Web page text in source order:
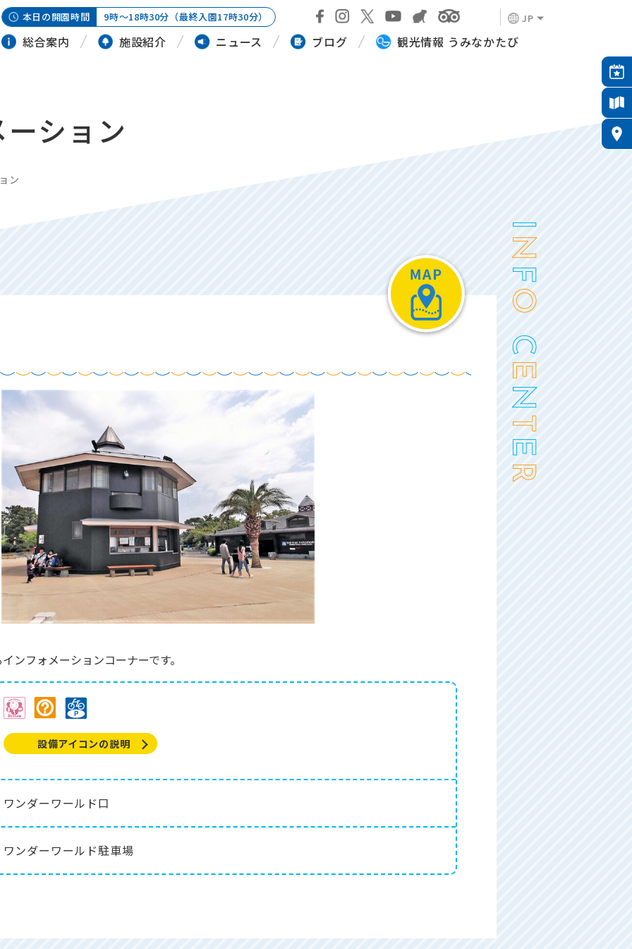
本日の開園時間 9時～18時30分（最終入園17時30分） JP
総合案内 施設紹介 ニュース ブログ 観光情報 うみなかたび
ション
ン
ンフォメーションコーナーです。
設備アイコンの説明
ワンダーワールド口
ワンダーワールド駐車場